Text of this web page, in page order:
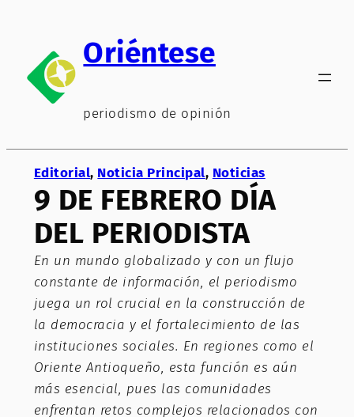
contenido
Oriéntese
periodismo de opinión
Editorial, Noticia Principal, Noticias
9 DE FEBRERO DÍA
DEL PERIODISTA
En un mundo globalizado y con un flujo
constante de información, el periodismo
juega un rol crucial en la construcción de
la democracia y el fortalecimiento de las
instituciones sociales. En regiones como el
Oriente Antioqueño, esta función es aún
más esencial, pues las comunidades
enfrentan retos complejos relacionados con